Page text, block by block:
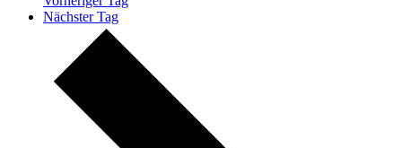
Nächster Tag